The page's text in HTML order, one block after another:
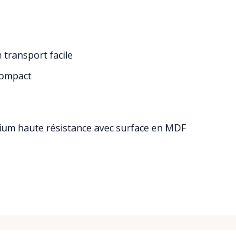
transport facile
haute résistance avec surface en MDF